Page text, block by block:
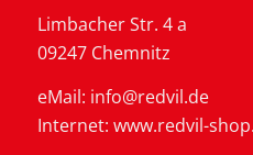
Limbacher Str. 4 a
09247 Chemnitz
eMail: info@redvil.de
Internet: www.redvil-